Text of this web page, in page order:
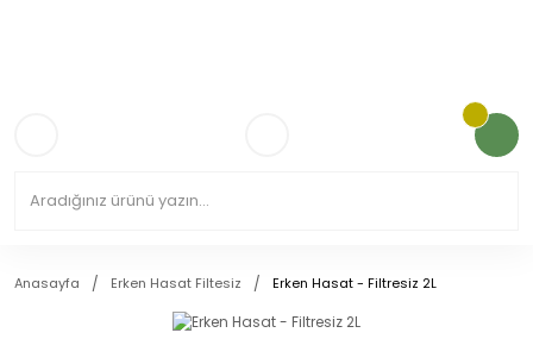
Anasayfa Erken Hasat Filtesiz Erken Hasat - Filtresiz 2L